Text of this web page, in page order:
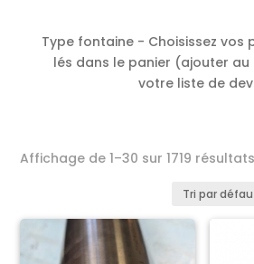
Type fontaine - Choisissez vos
lés dans le panier (ajouter au
votre liste de
Affichage de 1–30 sur 1719 résultats